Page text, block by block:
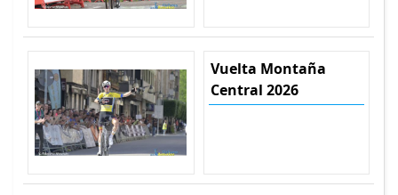
Vuelta Montaña
Central 2026